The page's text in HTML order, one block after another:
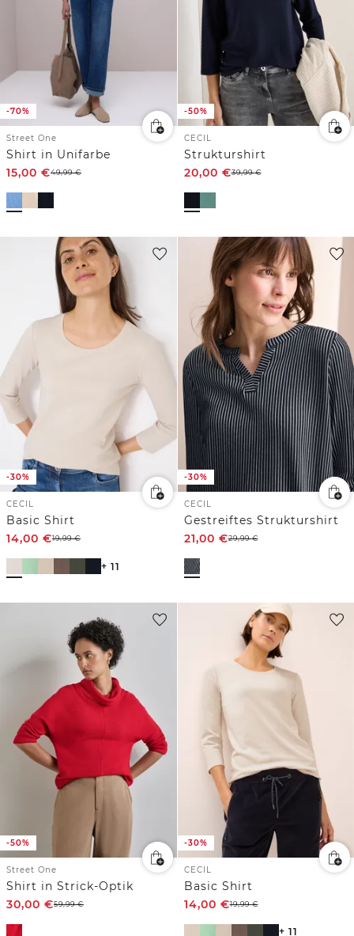
-70%
Street One
Shirt in Unifarbe
15,00 €49,99€
-50%
CECIL
Strukturshirt
20,00 €39,99€
-30%
CECIL
Basic Shirt
14,00 €19,99€
+ 11
-30%
CECIL
Gestreiftes Strukturshirt
21,00 €29,99€
-50%
Street One
Shirt in Strick-Optik
30,00 €59,99€
-30%
CECIL
Basic Shirt
14,00 €19,99€
+ 11